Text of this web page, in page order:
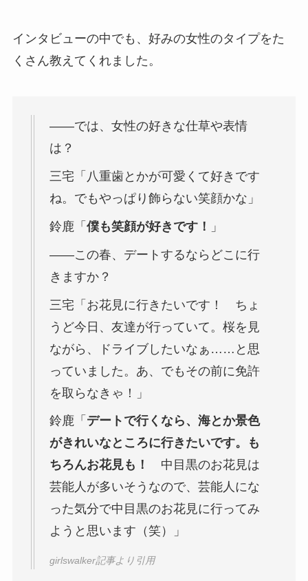
インタビューの中でも、好みの女性のタイプをた
くさん教えてくれました。
――では、女性の好きな仕草や表情
は？
三宅「八重歯とかが可愛くて好きです
ね。でもやっぱり飾らない笑顔かな」
鈴鹿「 僕も笑顔が好きです！ 」
――この春、デートするならどこに行
きますか？
三宅「お花見に行きたいです！ ちょ
うど今日、友達が行っていて。桜を見
ながら、ドライブしたいなぁ……と思
っていました。あ、でもその前に免許
を取らなきゃ！」
鈴鹿「 デートで行くなら、海とか景色
がきれいなところに行きたいです。も
ちろんお花見も！ 中目黒のお花見は
芸能人が多いそうなので、芸能人にな
った気分で中目黒のお花見に行ってみ
ようと思います（笑）」
girlswalker記事より引用